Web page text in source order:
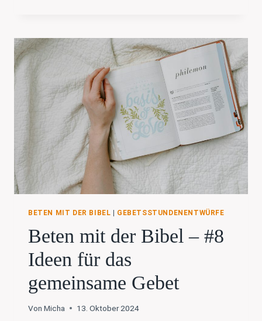
UNS
BETEN
BETEN MIT DER BIBEL GEBETSSTUNDENENTWÜRFE
Beten mit der Bibel – #8
Ideen für das
gemeinsame Gebet
Von Micha 13. Oktober 2024